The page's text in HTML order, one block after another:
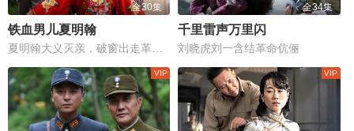
全30集
铁血男儿夏明翰
全34集
千里雷声万里闪
刘晓虎刘一含结革命伉俪